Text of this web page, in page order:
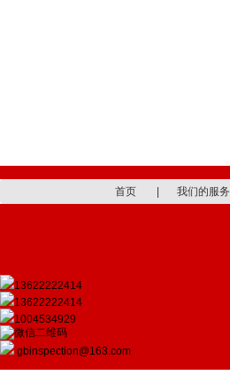
首页 我们的服务
13622222414
13622222414
1004534929
gbinspection@163.com